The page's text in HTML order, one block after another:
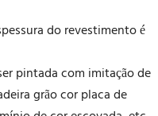
do revestimento é
pintada com imitação de
grão cor placa de